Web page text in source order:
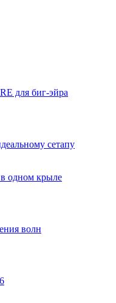
для биг-эйра
сетапу
одном крыле
волн